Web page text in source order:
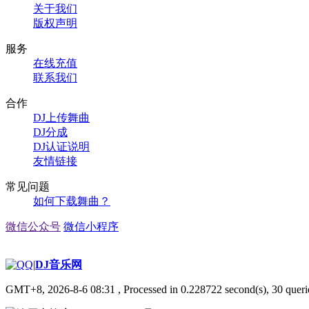
关于我们
版权声明
服务
在线充值
联系我们
合作
DJ上传舞曲
DJ分成
DJ认证说明
友情链接
常见问题
如何下载舞曲？
微信公众号 微信小程序
|DJ音乐网
GMT+8, 2026-8-6 08:31 , Processed in 0.228722 second(s), 30